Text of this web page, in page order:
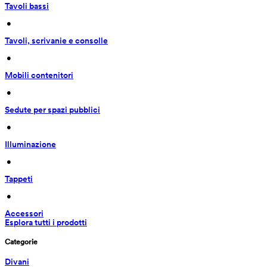
Tavoli bassi
•
Tavoli, scrivanie e consolle
•
Mobili contenitori
•
Sedute per spazi pubblici
•
Illuminazione
•
Tappeti
•
Accessori
Esplora tutti i prodotti
Categorie
Divani